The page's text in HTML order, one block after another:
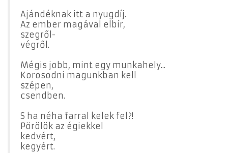
Ajándéknak itt a nyugdíj.
Az ember magával elbír,
szegről-
végről.
Mégis jobb, mint egy munkahely...
Korosodni magunkban kell
szépen,
csendben.
S ha néha farral kelek fel?!
Pörölök az égiekkel
kedvért,
kegyért.